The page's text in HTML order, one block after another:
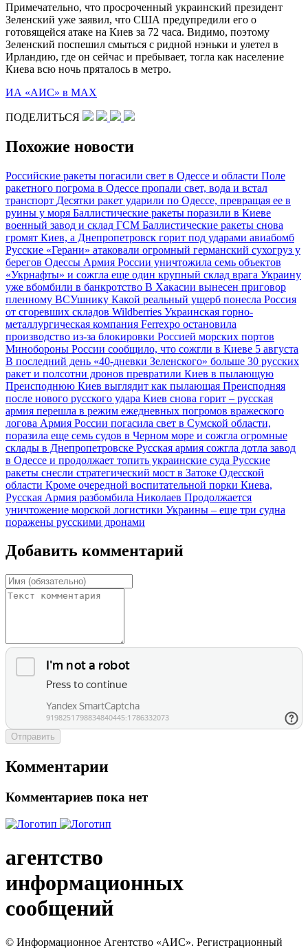
Примечательно, что просроченный украинский президент
Зеленский уже заявил, что США предупредили его о
готовящейся атаке на Киев за 72 часа. Видимо, поэтому
Зеленский поспешил смыться с ридной нэньки и улетел в
Ирландию, где он сейчас и пребывает, тогла как население
Киева всю ночь пряталось в метро.
ИА «АИС» в МАХ
ПОДЕЛИТЬСЯ
Похожие новости
Российские ракеты погасили свет в Одессе и области Поле
ракетного погрома в Одессе пропали свет, вода и встал
транспорт Десятки ракет ударили по Одессе, превращая ее в
руины у моря Баллистические ракеты поразили в Киеве
военный завод и склад ГСМ Баллистические ракеты снова
громят Киев, а Днепропетровск горит под ударами авиабомб
Русские «Герани» атаковали огромный германский сухогруз у
берегов Одессы Армия России уничтожила семь объектов
«Укрнафты» и сожгла еще один крупный склад врага Украину
уже вбомбили в банкротство В Хакасии вынесен приговор
пленному ВСУшнику Какой реальный ущерб понесла Россия
от сгоревших складов Wildberries Украинская горно-
металлургическая компания Ferrexpo остановила
производство из-за блокировки Россией морских портов
Минобороны России сообщило, что сожгли в Киеве 5 августа
В последний день «40-дневки Зеленского» больше 30 русских
ракет и полсотни дронов превратили Киев в пылающую
Преисподнюю Киев выглядит как пылающая Преисподняя
после нового русского удара Киев снова горит – русская
армия перешла в режим ежедневных погромов вражеского
логова Армия России погасила свет в Сумской области,
поразила еще семь судов в Черном море и сожгла огромные
склады в Днепропетровске Русская армия сожгла дотла завод
в Одессе и продолжает топить украинские суда Русские
ракеты снесли стратегический мост в Затоке Одесской
области Кроме очередной воспитательной порки Киева,
Русская Армия разбомбила Николаев Продолжается
уничтожение морской логистики Украины – еще три судна
поражены русскими дронами
Добавить комментарий
Отправить
Комментарии
Комментариев пока нет
агентство
информационных
сообщений
© Информационное Агентство «АИС». Регистрационный